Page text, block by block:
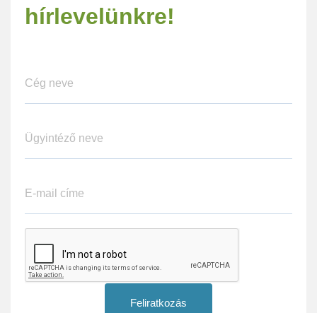
hírlevelünkre!
Feliratkozás